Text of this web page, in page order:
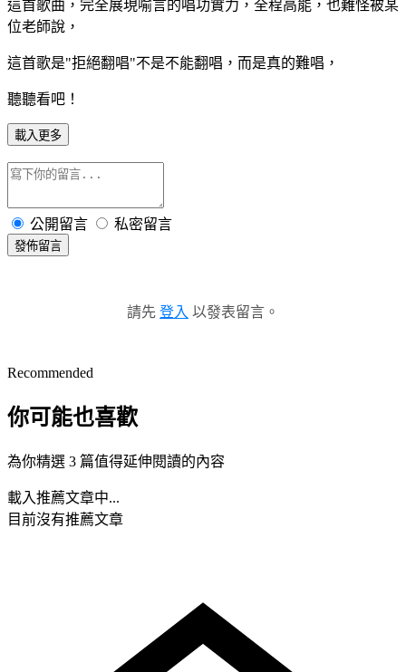
這首歌曲，完全展現喻言的唱功實力，全程高能，也難怪被某
位老師說，
這首歌是"拒絕翻唱"不是不能翻唱，而是真的難唱，
聽聽看吧！
載入更多
公開留言 私密留言
發佈留言
請先 登入 以發表留言。
Recommended
你可能也喜歡
為你精選 3 篇值得延伸閱讀的內容
載入推薦文章中...
目前沒有推薦文章